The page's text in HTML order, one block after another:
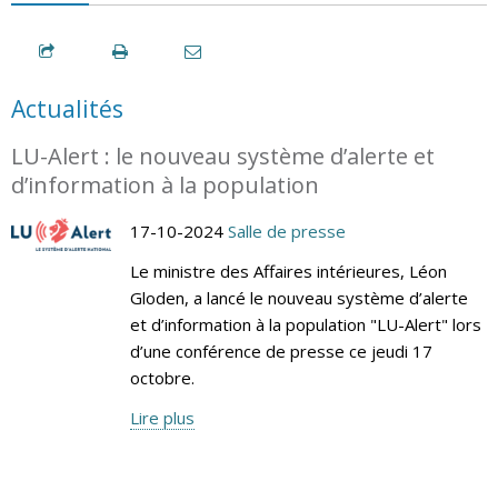
Actualités
LU-Alert : le nouveau système d’alerte et
d’information à la population
17-10-2024 Salle de presse
Le ministre des Affaires intérieures, Léon
Gloden, a lancé le nouveau système d’alerte
et d’information à la population "LU-Alert" lors
d’une conférence de presse ce jeudi 17
octobre.
Lire plus